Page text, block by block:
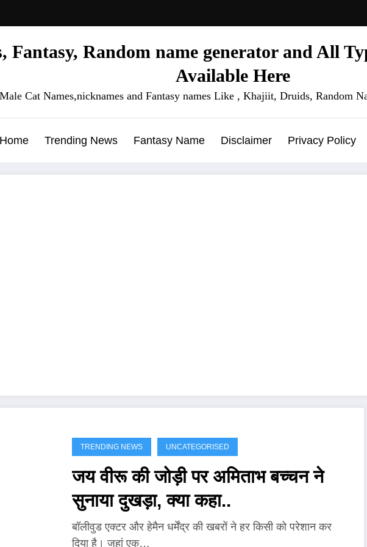
Fantasy, Random name generator and All
Available Here
Cat Names,nicknames and Fantasy names Like , Khajiit, Druids, Random
Home Trending News Fantasy Name Disclaimer Privacy Policy
TRENDING NEWS UNCATEGORISED
जय वीरू की जोड़ी पर अमिताभ बच्चन ने
सुनाया दुखड़ा, क्या कहा..
बॉलीवुड एक्टर और हेमैन धर्मेंद्र की खबरों ने हर किसी को परेशान कर
दिया है। जहां एक…